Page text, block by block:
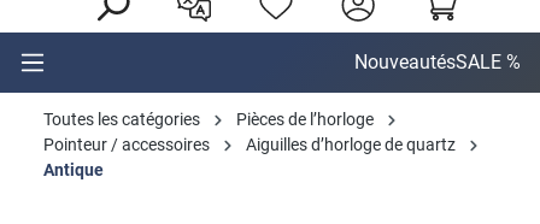
NouveautésSALE %
Toutes les catégories
Pièces de l’horloge
Pointeur / accessoires
Aiguilles d’horloge de quartz
Antique